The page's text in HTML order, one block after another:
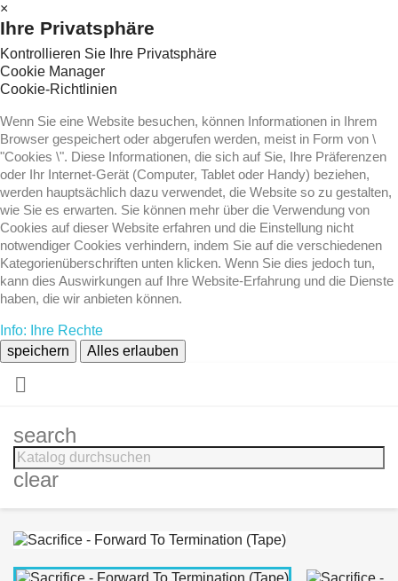
×
Ihre Privatsphäre
Kontrollieren Sie Ihre Privatsphäre
Cookie Manager
Cookie-Richtlinien
Wenn Sie eine Website besuchen, können Informationen in Ihrem
Browser gespeichert oder abgerufen werden, meist in Form von \
"Cookies \". Diese Informationen, die sich auf Sie, Ihre Präferenzen
oder Ihr Internet-Gerät (Computer, Tablet oder Handy) beziehen,
werden hauptsächlich dazu verwendet, die Website so zu gestalten,
wie Sie es erwarten. Sie können mehr über die Verwendung von
Cookies auf dieser Website erfahren und die Einstellung nicht
notwendiger Cookies verhindern, indem Sie auf die verschiedenen
Kategorienüberschriften unten klicken. Wenn Sie dies jedoch tun,
kann dies Auswirkungen auf Ihre Website-Erfahrung und die Dienste
haben, die wir anbieten können.
Info: Ihre Rechte
speichern
Alles erlauben

search
clear